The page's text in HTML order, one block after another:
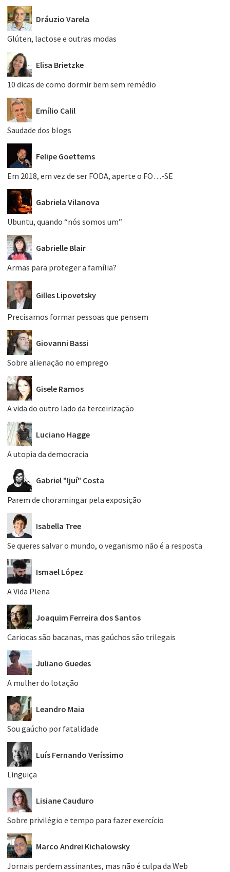
Dráuzio Varela
Glúten, lactose e outras modas
Elisa Brietzke
10 dicas de como dormir bem sem remédio
Emílio Calil
Saudade dos blogs
Felipe Goettems
Em 2018, em vez de ser FODA, aperte o FO…-SE
Gabriela Vilanova
Ubuntu, quando “nós somos um”
Gabrielle Blair
Armas para proteger a família?
Gilles Lipovetsky
Precisamos formar pessoas que pensem
Giovanni Bassi
Sobre alienação no emprego
Gisele Ramos
A vida do outro lado da terceirização
Luciano Hagge
A utopia da democracia
Gabriel "Ijuí" Costa
Parem de choramingar pela exposição
Isabella Tree
Se queres salvar o mundo, o veganismo não é a resposta
Ismael López
A Vida Plena
Joaquim Ferreira dos Santos
Cariocas são bacanas, mas gaúchos são trilegais
Juliano Guedes
A mulher do lotação
Leandro Maia
Sou gaúcho por fatalidade
Luís Fernando Veríssimo
Linguiça
Lisiane Cauduro
Sobre privilégio e tempo para fazer exercício
Marco Andrei Kichalowsky
Jornais perdem assinantes, mas não é culpa da Web